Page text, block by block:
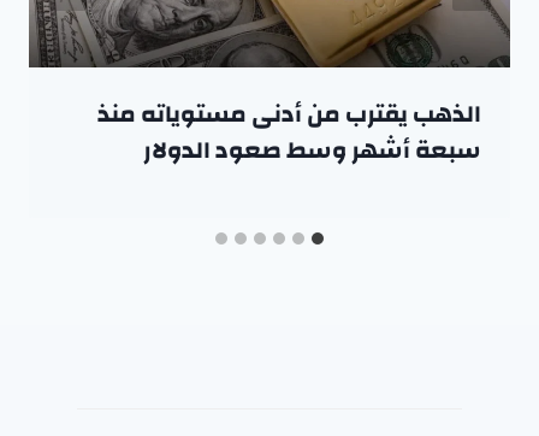
الذهب يقترب من أدنى مستوياته منذ
سبعة أشهر وسط صعود الدولار